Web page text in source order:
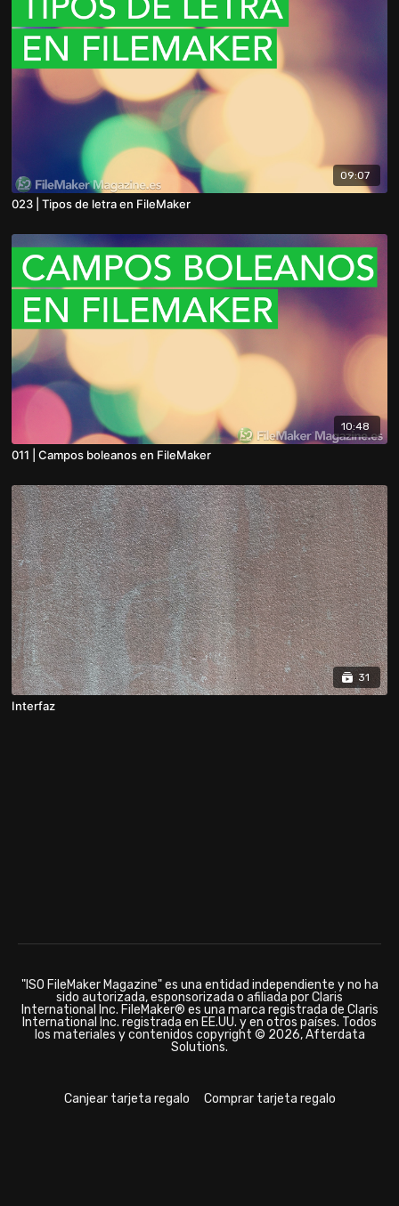
09:07
023 | Tipos de letra en FileMaker
10:48
011 | Campos boleanos en FileMaker
31
Interfaz
"ISO FileMaker Magazine" es una entidad independiente y no ha
sido autorizada, esponsorizada o afiliada por Claris
International Inc. FileMaker® es una marca registrada de Claris
International Inc. registrada en EE.UU. y en otros países. Todos
los materiales y contenidos copyright © 2026, Afterdata
Solutions.
Canjear tarjeta regalo Comprar tarjeta regalo